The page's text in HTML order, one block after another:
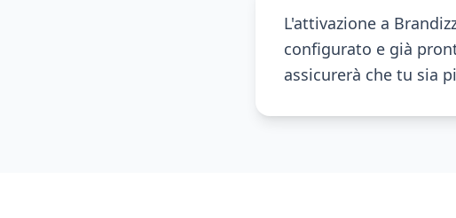
L'attivazione a
configurato e già
assicurerà che tu sia